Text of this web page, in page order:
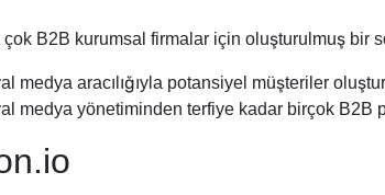
B2B kurumsal firmalar için oluşturulmuş bir
medya aracılığıyla potansiyel müşteriler
medya yönetiminden terfiye kadar birçok B2B